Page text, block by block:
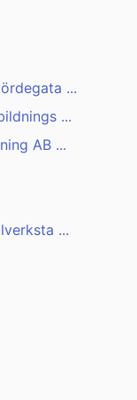
...
...
AB ...
...